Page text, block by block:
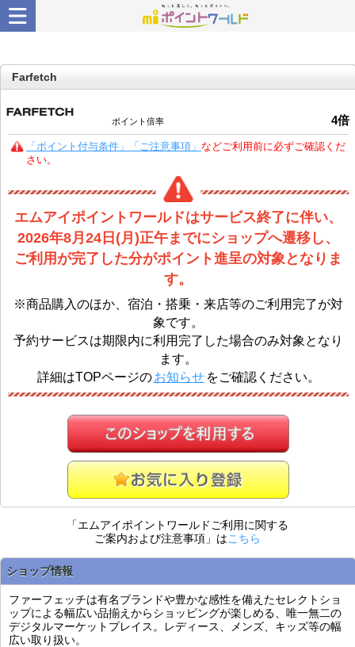
Farfetch
ポイント倍率 4倍
「ポイント付与条件」「ご注意事項」 などご利用前に必ずご確認くだ
さい。
エムアイポイントワールドはサービス終了に伴い、
2026年8月24日(月)正午までにショップへ遷移し、
ご利用が完了した分がポイント進呈の対象となりま
す。
※商品購入のほか、宿泊・搭乗・来店等のご利用完了が対
象です。
予約サービスは期限内に利用完了した場合のみ対象となり
ます。
詳細はTOPページの お知らせ をご確認ください。
「エムアイポイントワールドご利用に関する
ご案内および注意事項」はこちら
ショップ情報
ファーフェッチは有名ブランドや豊かな感性を備えたセレクトショ
ップによる幅広い品揃えからショッピングが楽しめる、唯一無二の
デジタルマーケットプレイス。レディース、メンズ、キッズ等の幅
広い取り扱い。